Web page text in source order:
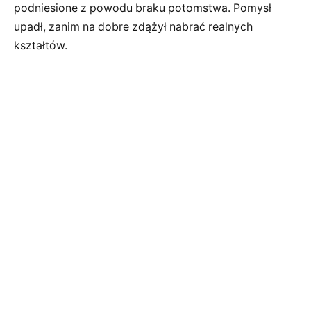
podniesione z powodu braku potomstwa. Pomysł
upadł, zanim na dobre zdążył nabrać realnych
kształtów.